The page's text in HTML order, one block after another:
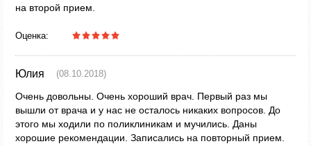
на второй прием.
Оценка:
Юлия (08.10.2018)
Очень довольны. Очень хороший врач. Первый раз мы
вышли от врача и у нас не осталось никаких вопросов. До
этого мы ходили по поликлиникам и мучились. Даны
хорошие рекомендации. Записались на повторный прием.